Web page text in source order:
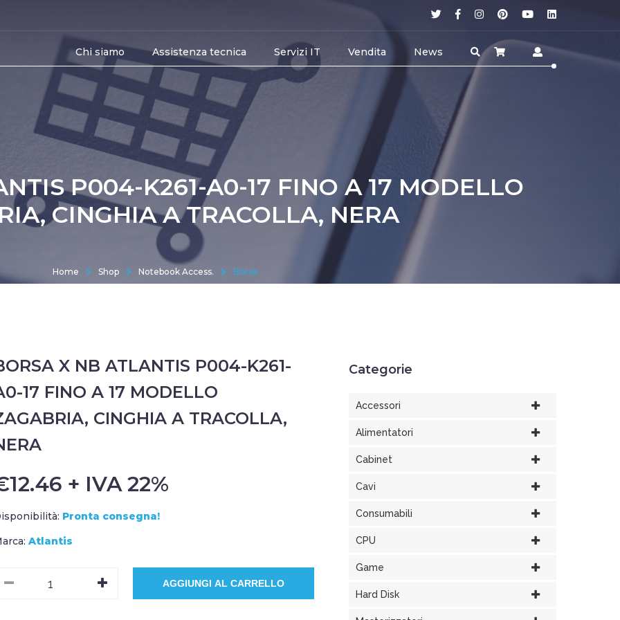
Chi siamo Assistenza tecnica Servizi IT Vendita News
P004-K261-A0-17 FINO A 17 MODELLO
CINGHIA A TRACOLLA, NERA
Home Shop Notebook Access. Borse
X NB ATLANTIS P004-K261-
17 FINO A 17 MODELLO
CINGHIA A TRACOLLA,
+ IVA 22%
Pronta consegna!
Atlantis
Categorie
Accessori
Alimentatori
Cabinet
Cavi
Consumabili
CPU
Game
Hard Disk